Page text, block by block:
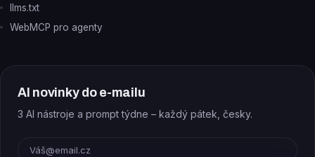
llms.txt
WebMCP pro agenty
AI novinky do e-mailu
3 AI nástroje a prompt týdne – každý pátek, česky.